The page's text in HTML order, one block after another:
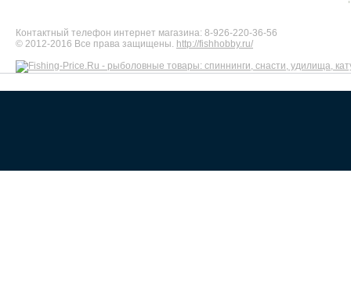
Контактный телефон интернет магазина: 8-926-220-36-56
© 2012-2016 Все права защищены. http://fishhobby.ru/